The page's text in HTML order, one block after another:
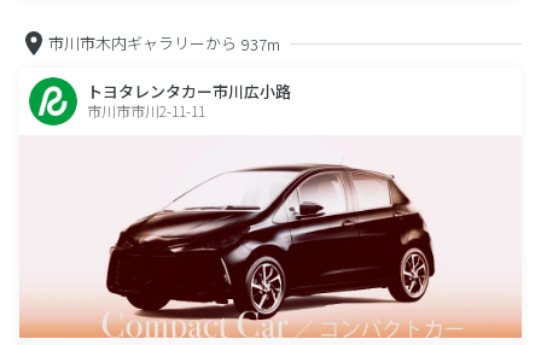
市川市木内ギャラリーから 937m
トヨタレンタカー市川広小路
市川市市川2-11-11